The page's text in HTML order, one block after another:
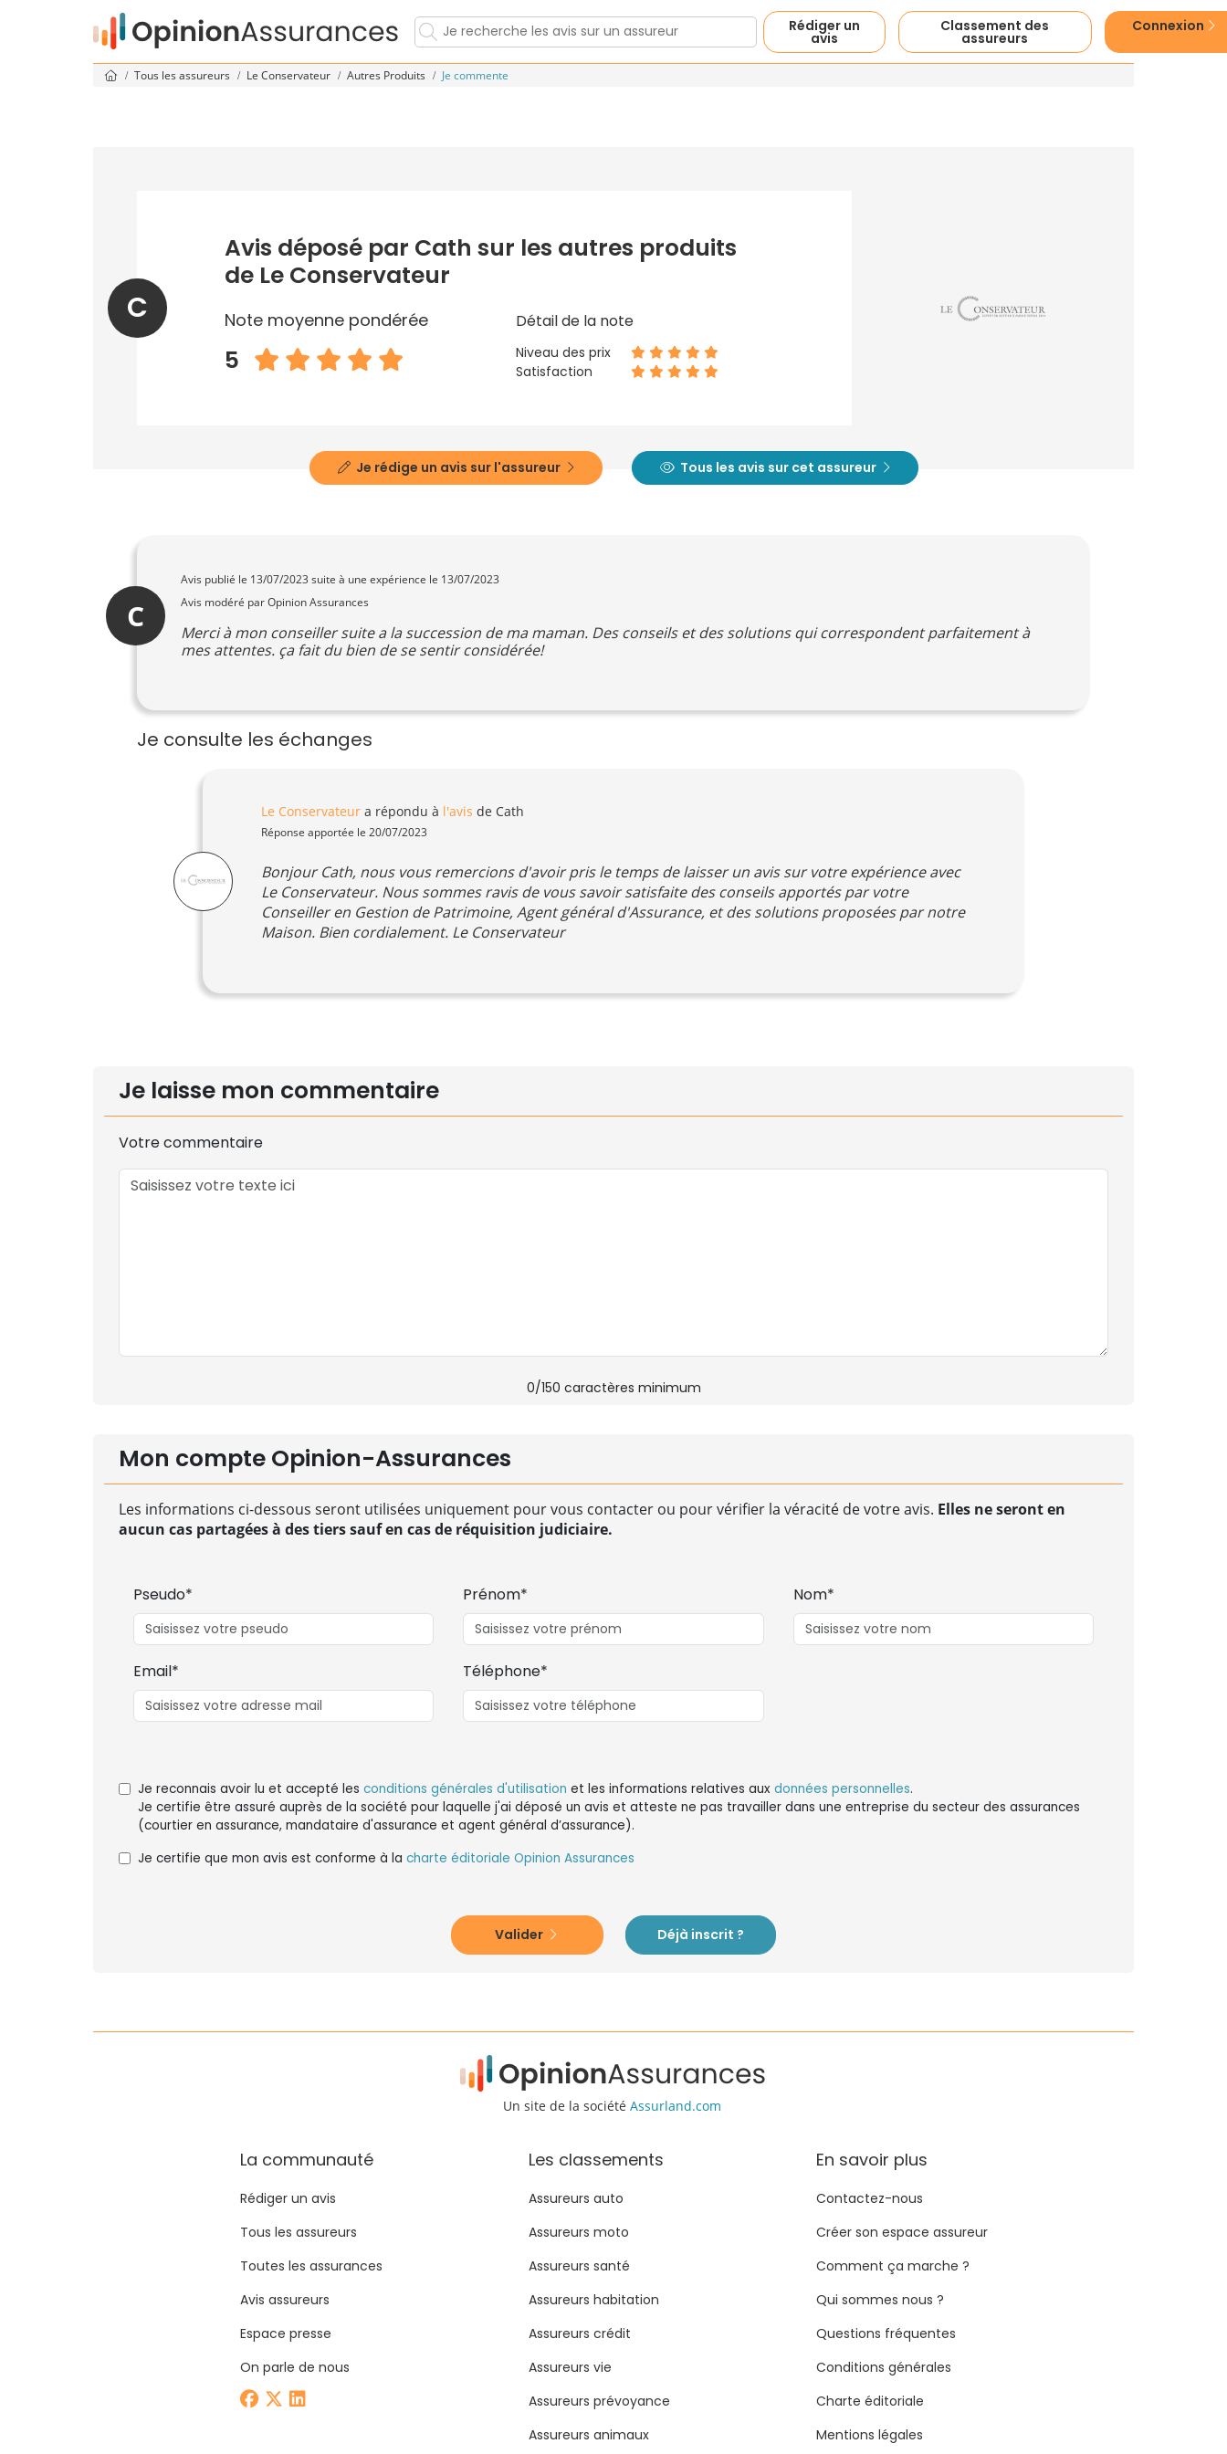
Rédiger un
avis
Classement des
assureurs
Connexion
Tous les assureurs Le Conservateur Autres Produits Je commente
C
Avis déposé par Cath sur les autres produits
de Le Conservateur
Note moyenne pondérée
5
Détail de la note
Niveau des prix
Satisfaction
Je rédige un avis sur l'assureur Tous les avis sur cet assureur
C
Avis publié le 13/07/2023 suite à une expérience le 13/07/2023
Avis modéré par Opinion Assurances
Merci à mon conseiller suite a la succession de ma maman. Des conseils et des solutions qui correspondent parfaitement à
mes attentes. ça fait du bien de se sentir considérée!
Je consulte les échanges
Le Conservateur a répondu à l'avis de Cath
Réponse apportée le 20/07/2023
Bonjour Cath, nous vous remercions d'avoir pris le temps de laisser un avis sur votre expérience avec
Le Conservateur. Nous sommes ravis de vous savoir satisfaite des conseils apportés par votre
Conseiller en Gestion de Patrimoine, Agent général d'Assurance, et des solutions proposées par notre
Maison. Bien cordialement. Le Conservateur
Je laisse mon commentaire
Votre commentaire
0/150 caractères minimum
Mon compte Opinion-Assurances
Les informations ci-dessous seront utilisées uniquement pour vous contacter ou pour vérifier la véracité de votre avis. Elles ne seront en
aucun cas partagées à des tiers sauf en cas de réquisition judiciaire.
Pseudo* Prénom* Nom*
Email* Téléphone*
Je reconnais avoir lu et accepté les conditions générales d'utilisation et les informations relatives aux données personnelles.
Je certifie être assuré auprès de la société pour laquelle j'ai déposé un avis et atteste ne pas travailler dans une entreprise du secteur des assurances
(courtier en assurance, mandataire d'assurance et agent général d’assurance).
Je certifie que mon avis est conforme à la charte éditoriale Opinion Assurances
Valider Déjà inscrit ?
Un site de la société Assurland.com
La communauté
Rédiger un avis
Tous les assureurs
Toutes les assurances
Avis assureurs
Espace presse
On parle de nous
Les classements
Assureurs auto
Assureurs moto
Assureurs santé
Assureurs habitation
Assureurs crédit
Assureurs vie
Assureurs prévoyance
Assureurs animaux
En savoir plus
Contactez-nous
Créer son espace assureur
Comment ça marche ?
Qui sommes nous ?
Questions fréquentes
Conditions générales
Charte éditoriale
Mentions légales